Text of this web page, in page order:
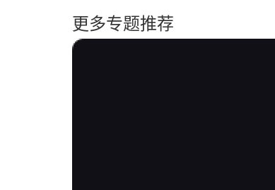
更多专题推荐